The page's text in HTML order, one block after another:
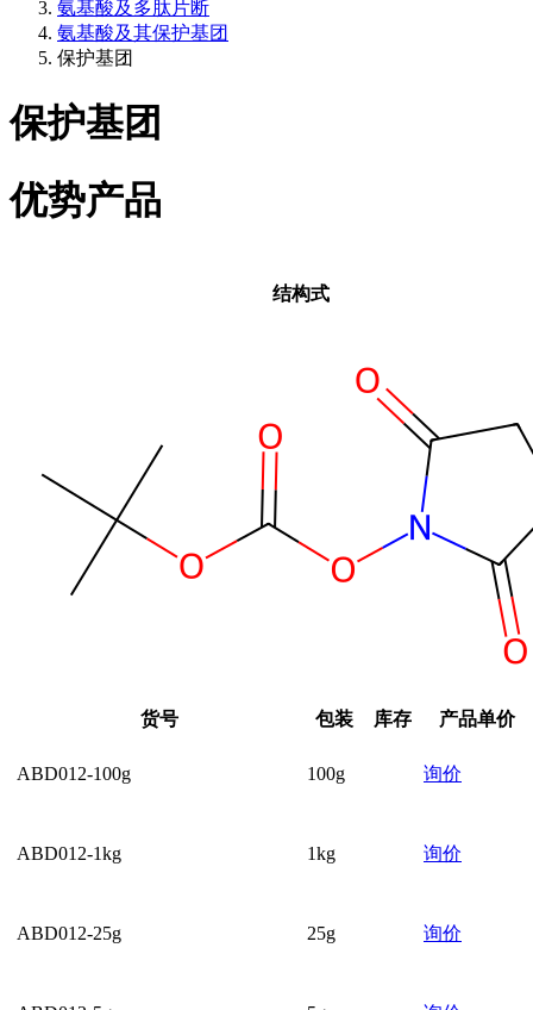
氨基酸及多肽片断
氨基酸及其保护基团
保护基团
保护基团
优势产品
结构式
货号 包装 库存 产品单价
ABD012-100g 100g 询价
ABD012-1kg 1kg 询价
ABD012-25g 25g 询价